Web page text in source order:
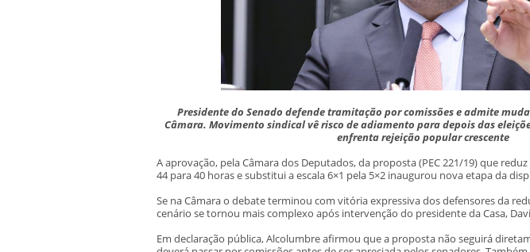
Presidente do Senado defende tramitação por comissões e admite
Câmara. Movimento sindical vê risco de adiamento para depois das
enfrenta rejeição popular crescente
A aprovação, pela Câmara dos Deputados, da proposta (PEC 221/19) que
44 para 40 horas e substitui a escala 6×1 pela 5×2 inaugurou nova etapa da
Se na Câmara o debate terminou com vitória expressiva dos defensores da
cenário se tornou mais complexo após intervenção do presidente da Casa,
Em declaração pública, Alcolumbre afirmou que a proposta não seguirá